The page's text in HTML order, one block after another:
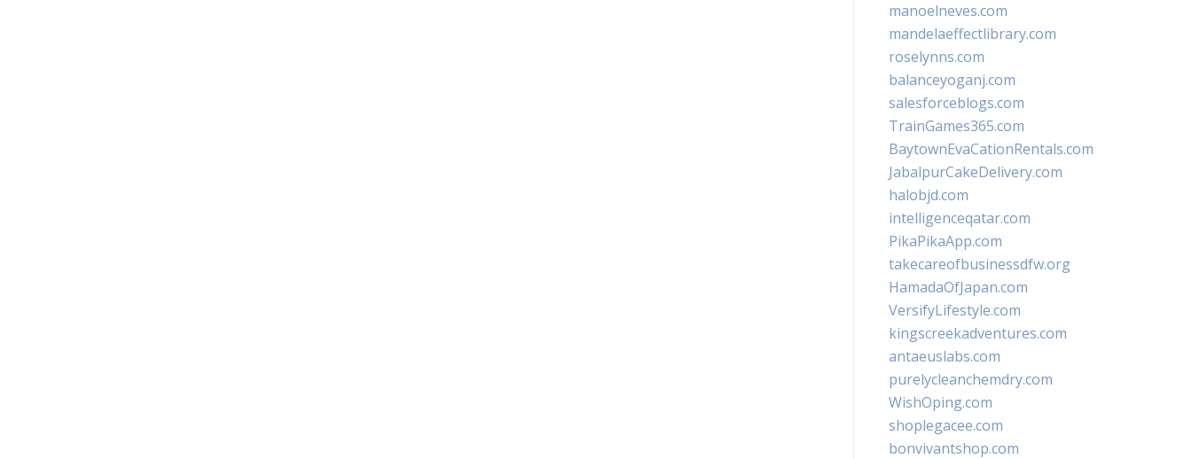
manoelneves.com
mandelaeffectlibrary.com
roselynns.com
balanceyoganj.com
salesforceblogs.com
TrainGames365.com
BaytownEvaCationRentals.com
JabalpurCakeDelivery.com
halobjd.com
intelligenceqatar.com
PikaPikaApp.com
takecareofbusinessdfw.org
HamadaOfJapan.com
VersifyLifestyle.com
kingscreekadventures.com
antaeuslabs.com
purelycleanchemdry.com
WishOping.com
shoplegacee.com
bonvivantshop.com